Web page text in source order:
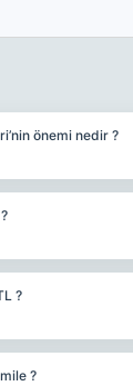
önemi nedir ?
?
?